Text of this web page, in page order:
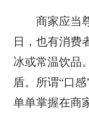
商家应当尊
日，也有消费
冰或常温饮品
盾。所谓“口
单单掌握在商